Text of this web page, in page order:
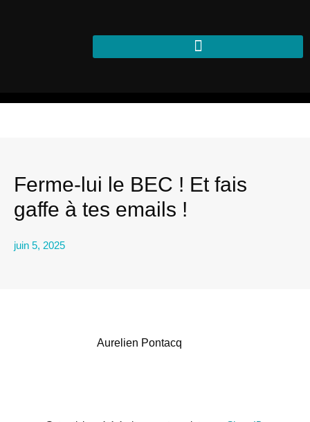
Ferme-lui le BEC ! Et fais
gaffe à tes emails !
juin 5, 2025
Aurelien Pontacq